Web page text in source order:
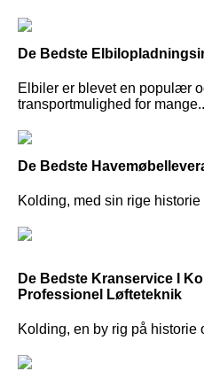
De Bedste
Elbiler er blevet en populær
transportmulighed for
De Bedste
Kolding, med sin rige
De Bedste Kranservice I
Professionel Løfteteknik
Kolding, en by rig på historie